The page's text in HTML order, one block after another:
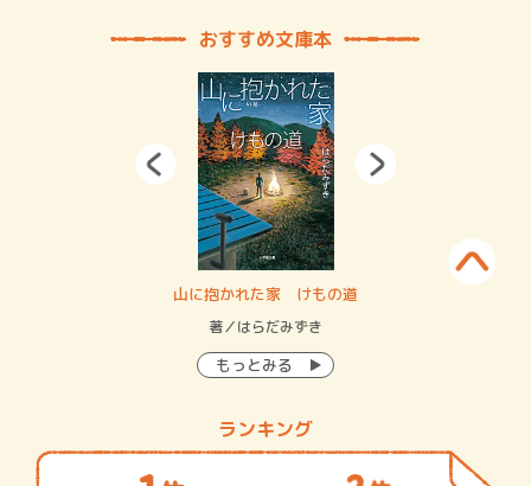
おすすめ文庫本
山に抱かれた家 けもの道
著／はらだみずき
もっとみる
ランキング